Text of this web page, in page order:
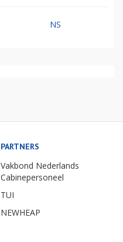
NS
PARTNERS
Vakbond Nederlands
Cabinepersoneel
TUI
NEWHEAP